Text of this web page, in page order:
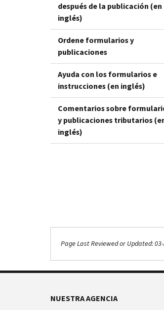
después de la publicación (en
inglés)
Ordene formularios y
publicaciones
Ayuda con los formularios e
instrucciones (en inglés)
Comentarios sobre
y publicaciones tributarios
inglés)
Page Last Reviewed or Updated:
NUESTRA AGENCIA